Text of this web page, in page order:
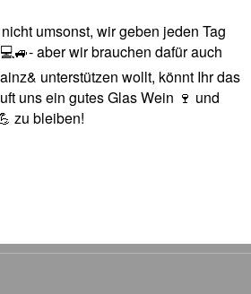
umsonst, wir geben jeden Tag
aber wir brauchen dafür auch
unterstützen wollt, könnt Ihr das
uns ein gutes Glas Wein 🍷 und
zu bleiben!